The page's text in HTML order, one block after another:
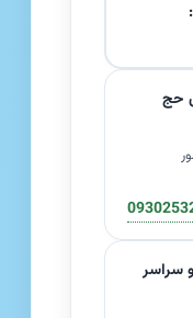
حج
سراسر